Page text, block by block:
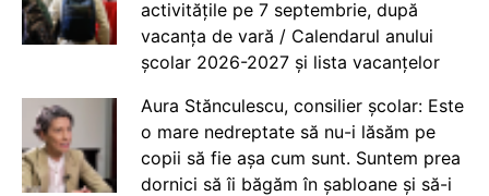
activitățile pe 7 septembrie, după
vacanța de vară / Calendarul anului
școlar 2026-2027 și lista vacanțelor
Aura Stănculescu, consilier școlar: Este
o mare nedreptate să nu-i lăsăm pe
copii să fie așa cum sunt. Suntem prea
dornici să îi băgăm în șabloane și să-i